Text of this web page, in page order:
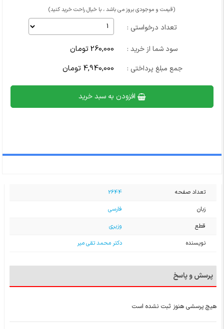
(قیمت و موجودی بروز می باشد ، با خیال راحت خرید کنید)
تعداد درخواستی :
سود شما از خرید : 260,000 تومان
جمع مبلغ پرداختی : 4,940,000 تومان
افزودن به سبد خرید
تعداد صفحه
2644
زبان
فارسی
قطع
وزیری
نویسنده
دکتر محمد تقی میر
پرسش و پاسخ
هیچ پرسشی هنوز ثبت نشده است